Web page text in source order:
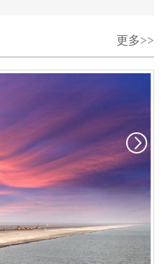
更多>>